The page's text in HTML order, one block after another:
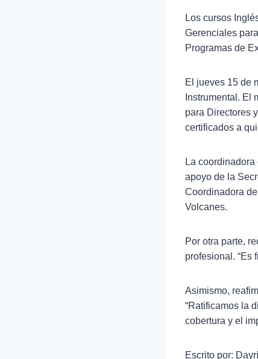
Los cursos
Gerenciales
Programas de
El jueves 15 de
Instrumental. El
para Directores
certificados a
La
apoyo de la
Coordinadora
Volcanes.
Por otra parte,
profesional. “Es
Asimismo,
“Ratificamos la
cobertura y el
Escrito por: